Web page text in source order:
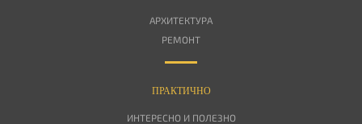
АРХИТЕКТУРА
РЕМОНТ
ПРАКТИЧНО
ИНТЕРЕСНО И ПОЛЕЗНО